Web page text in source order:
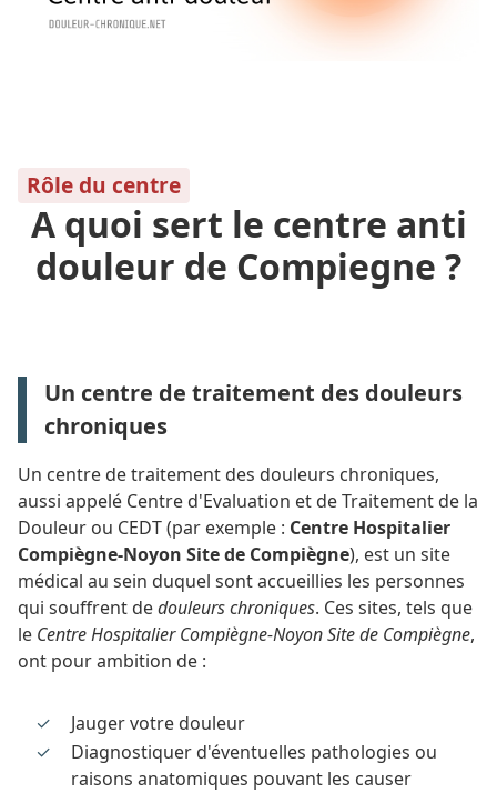
Rôle du centre
A quoi sert le centre anti
douleur de Compiegne ?
Un centre de traitement des douleurs
chroniques
Un centre de traitement des douleurs chroniques,
aussi appelé Centre d'Evaluation et de Traitement de la
Douleur ou CEDT (par exemple : Centre Hospitalier
Compiègne-Noyon Site de Compiègne), est un site
médical au sein duquel sont accueillies les personnes
qui souffrent dedouleurs chroniques. Ces sites, tels que
le Centre Hospitalier Compiègne-Noyon Site de Compiègne,
ont pour ambition de :
Jauger votre douleur
Diagnostiquer d'éventuelles pathologies ou
raisons anatomiques pouvant les causer